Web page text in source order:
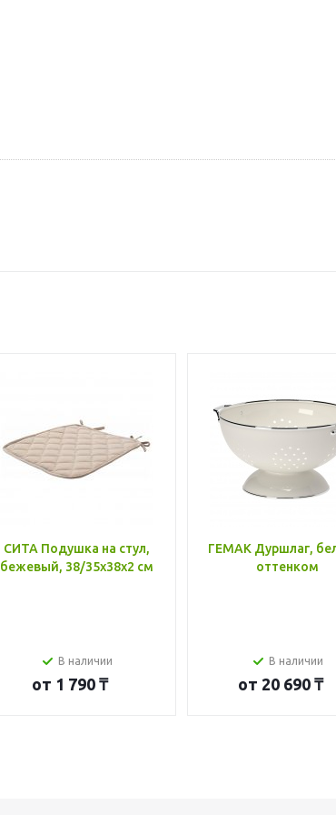
СИТА Подушка на стул,
бежевый, 38/35x38x2 см
В наличии
от 1 790 ₸
ГЕМАК Дуршлаг,
оттенком
В наличии
от 20 690 ₸